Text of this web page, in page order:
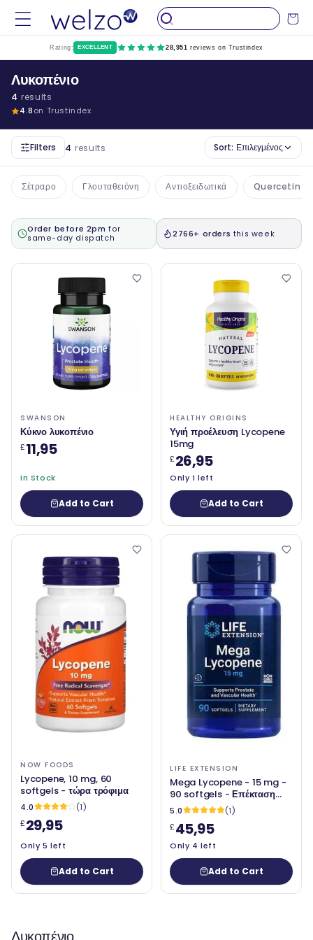
το
περιεχόμενο
Rating: EXCELLENT 28,951 reviews on Trustindex
Λυκοπένιο
4 results
4.8on Trustindex
Filters 4 results Sort: Επιλεγμένος
Σέτραρο Γλουταθειόνη Αντιοξειδωτικά Quercetin
Order before 2pm for
same-day dispatch
2766+ orders this week
SWANSON
Κύκνο λυκοπένιο
£11,95
In Stock
Add to Cart
HEALTHY ORIGINS
Υγιή προέλευση Lycopene
15mg
£26,95
Only 1 left
Add to Cart
NOW FOODS
Lycopene, 10 mg, 60
softgels - τώρα τρόφιμα
4.0
(1)
£29,95
Only 5 left
Add to Cart
LIFE EXTENSION
Mega Lycopene - 15 mg -
90 softgels - Επέκταση
ζωής
5.0
(1)
£45,95
Only 4 left
Add to Cart